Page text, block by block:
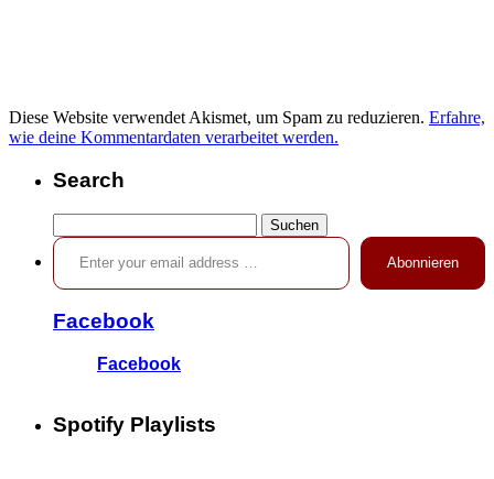
Diese Website verwendet Akismet, um Spam zu reduzieren. Erfahre,
wie deine Kommentardaten verarbeitet werden.
Search
nach:
Enter your email address …
Abonnieren
Facebook
Facebook
Spotify Playlists